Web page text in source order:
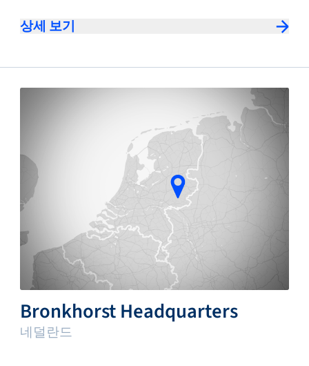
상세 보기
Bronkhorst Headquarters
네덜란드